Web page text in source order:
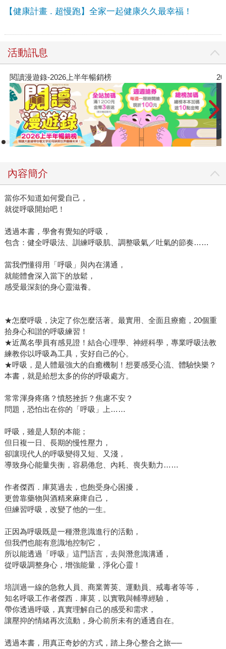
【健康計畫 . 超慢跑】全家一起健康久久最幸福！
活動訊息
閱讀漫遊錄-2026上半年暢銷榜
內容簡介
當你不知道如何愛自己，
就從呼吸開始吧！
透過本書，學會有覺知的呼吸，
包含：健全呼吸法、訓練呼吸肌、調整吸氣／吐氣的節奏……
當我們懂得用「呼吸」與內在溝通，
就能體會深入當下的放鬆，
感受最深刻的身心靈滋養。
★怎麼呼吸，決定了你怎麼活著。最實用、全面且療癒，20個重
拾身心和諧的呼吸練習！
★近萬名學員有感見證！結合心理學、神經科學，專業呼吸法教
練教你以呼吸為工具，安好自己的心。
★呼吸，是人體最強大的自癒機制！想要感受心流、體驗快樂？
本書，就是給想太多的你的呼吸處方。
常常渾身疼痛？憤怒挫折？焦慮不安？
問題，恐怕出在你的「呼吸」上……
呼吸，雖是人類的本能；
但日複一日、長期的慢性壓力，
卻讓現代人的呼吸變得又短、又淺，
導致身心能量失衡，容易倦怠、內耗、喪失動力……
作者傑西．庫莫過去，也飽受身心困擾，
更曾靠藥物與酒精來麻痺自己，
但練習呼吸，改變了他的一生。
正因為呼吸既是一種潛意識進行的活動，
但我們也能有意識地控制它，
所以能透過「呼吸」這門語言，去與潛意識溝通，
從呼吸調整身心，增強能量，淨化心靈！
培訓過一線的急救人員、商業菁英、運動員、戒毒者等等，
知名呼吸工作者傑西．庫莫，以實戰與輔導經驗，
帶你透過呼吸，真實理解自己的感受和需求，
讓壓抑的情緒再次流動，身心前所未有的通透自在。
透過本書，用真正奇妙的方式，踏上身心整合之旅──